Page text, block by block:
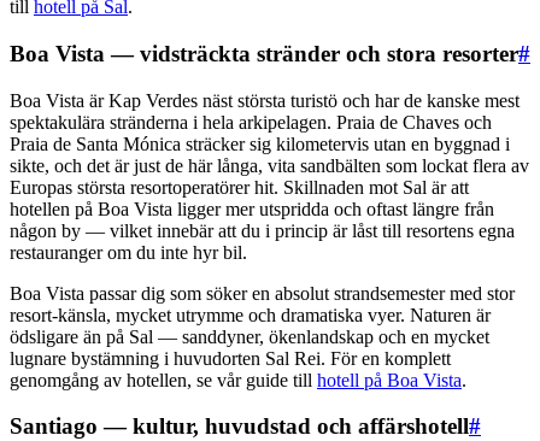
till hotell på Sal.
Boa Vista — vidsträckta stränder och stora resorter#
Boa Vista är Kap Verdes näst största turistö och har de kanske mest
spektakulära stränderna i hela arkipelagen. Praia de Chaves och
Praia de Santa Mónica sträcker sig kilometervis utan en byggnad i
sikte, och det är just de här långa, vita sandbälten som lockat flera av
Europas största resortoperatörer hit. Skillnaden mot Sal är att
hotellen på Boa Vista ligger mer utspridda och oftast längre från
någon by — vilket innebär att du i princip är låst till resortens egna
restauranger om du inte hyr bil.
Boa Vista passar dig som söker en absolut strandsemester med stor
resort-känsla, mycket utrymme och dramatiska vyer. Naturen är
ödsligare än på Sal — sanddyner, ökenlandskap och en mycket
lugnare bystämning i huvudorten Sal Rei. För en komplett
genomgång av hotellen, se vår guide till hotell på Boa Vista.
Santiago — kultur, huvudstad och affärshotell#